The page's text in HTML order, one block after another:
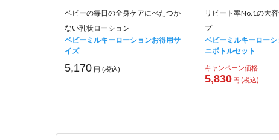
ベビーの毎日の全身ケアにべたつか
ない乳状ローション
ベビーミルキーローションお得用サ
イズ
5,170 円 (税込)
リピート率No.1の大
プ
ベビーミルキーローシ
ニボトルセット
キャンペーン価格
5,830 円 (税込)